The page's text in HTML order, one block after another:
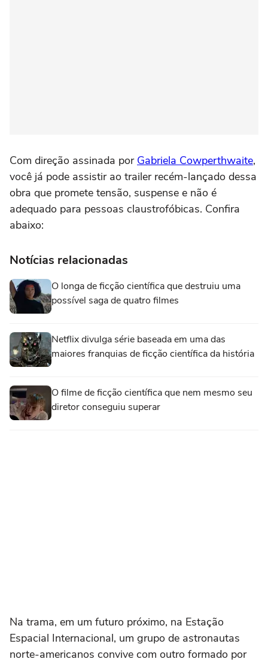
Com direção assinada por Gabriela Cowperthwaite,
você já pode assistir ao trailer recém-lançado dessa
obra que promete tensão, suspense e não é
adequado para pessoas claustrofóbicas. Confira
abaixo:
Notícias relacionadas
O longa de ficção científica que destruiu uma
possível saga de quatro filmes
Netflix divulga série baseada em uma das
maiores franquias de ficção científica da história
O filme de ficção científica que nem mesmo seu
diretor conseguiu superar
Na trama, em um futuro próximo, na Estação
Espacial Internacional, um grupo de astronautas
norte-americanos convive com outro formado por